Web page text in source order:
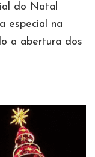
do Natal
especial na
a abertura dos